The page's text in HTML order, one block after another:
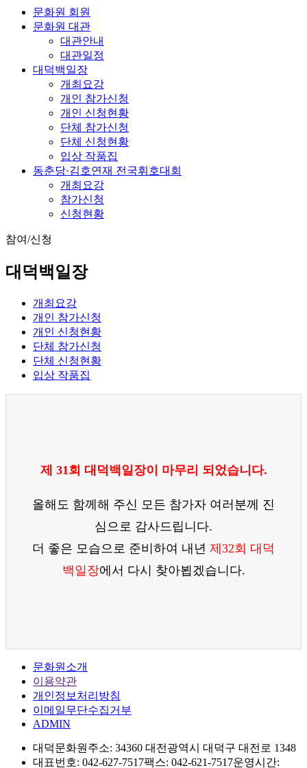
문화원 회원
문화원 대관
대관안내
대관일정
대덕백일장
개최요강
개인 참가신청
개인 신청현황
단체 참가신청
단체 신청현황
입상 작품집
동춘당·김호연재 전국휘호대회
개최요강
참가신청
신청현황
참여/신청
대덕백일장
개최요강
개인 참가신청
개인 신청현황
단체 참가신청
단체 신청현황
입상 작품집
제 31회 대덕백일장이 마무리 되었습니다.
올해도 함께해 주신 모든 참가자 여러분께 진
심으로 감사드립니다.
더 좋은 모습으로 준비하여 내년 제32회 대덕
백일장에서 다시 찾아뵙겠습니다.
문화원소개
이용약관
개인정보처리방침
이메일무단수집거부
ADMIN
대덕문화원주소: 34360 대전광역시 대덕구 대전로 1348
대표번호: 042-627-7517팩스: 042-621-7517운영시간: